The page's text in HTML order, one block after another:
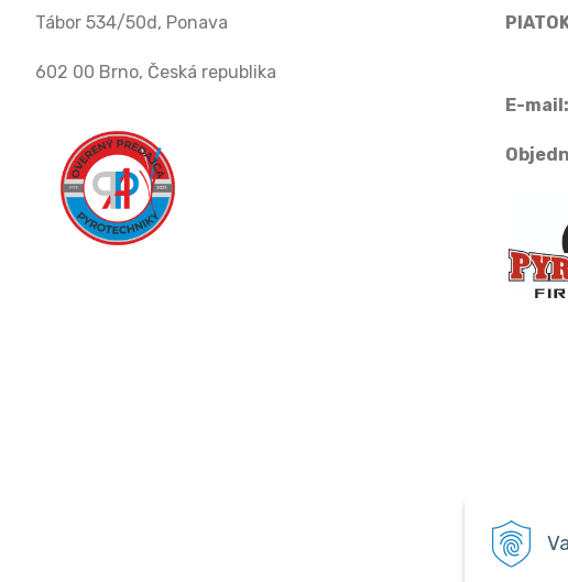
Tábor 534/50d, Ponava
602 00 Brno, Česká republika
E-mail: